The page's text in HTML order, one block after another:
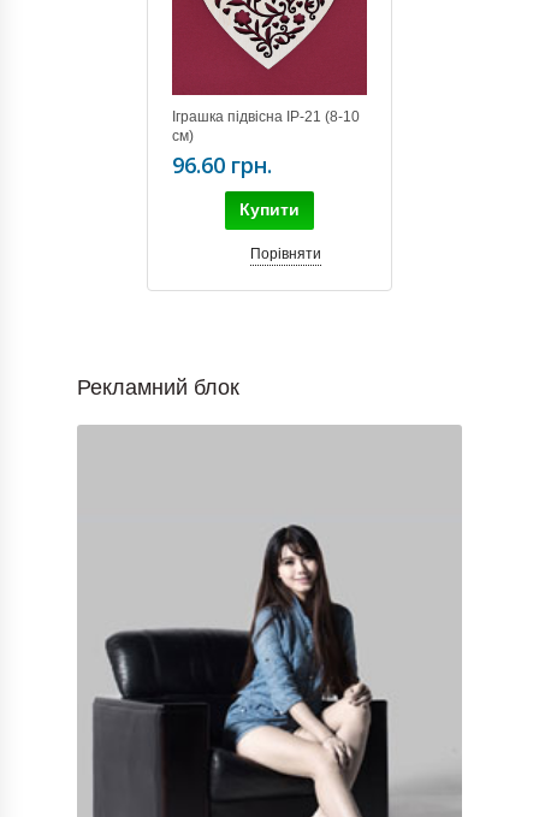
Іграшка підвісна IP-21 (8-10
см)
96.60 грн.
Купити
Порівняти
Рекламний блок